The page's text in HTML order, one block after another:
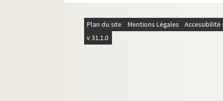
Plan du site Mentions Légales
v 31.1.0